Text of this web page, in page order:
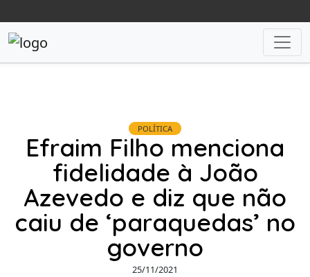
POLÍTICA
Efraim Filho menciona
fidelidade à João
Azevedo e diz que não
caiu de ‘paraquedas’ no
governo
25/11/2021